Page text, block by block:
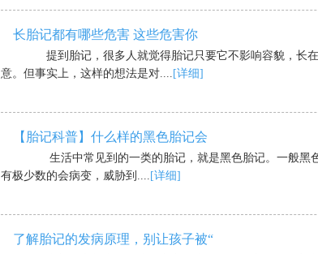
长胎记都有哪些危害 这些危害你
提到胎记，很多人就觉得胎记只要它不影响容貌，长
意。但事实上，这样的想法是对....
[详细]
【胎记科普】什么样的黑色胎记会
生活中常见到的一类的胎记，就是黑色胎记。一般黑
有极少数的会病变，威胁到....
[详细]
了解胎记的发病原理，别让孩子被“